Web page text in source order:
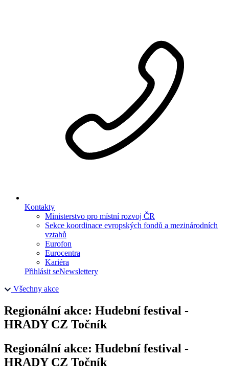
Kontakty
Ministerstvo pro místní rozvoj ČR
Sekce koordinace evropských fondů a mezinárodních
vztahů
Eurofon
Eurocentra
Kariéra
Přihlásit seNewslettery
Všechny akce
Regionální akce: Hudební festival -
HRADY CZ Točník
Regionální akce: Hudební festival -
HRADY CZ Točník